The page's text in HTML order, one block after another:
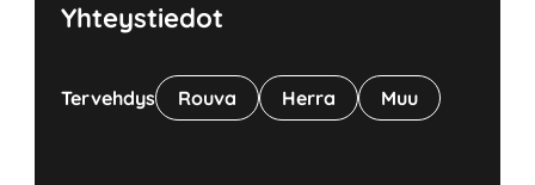
Yhteystiedot
Tervehdys Rouva Herra Muu